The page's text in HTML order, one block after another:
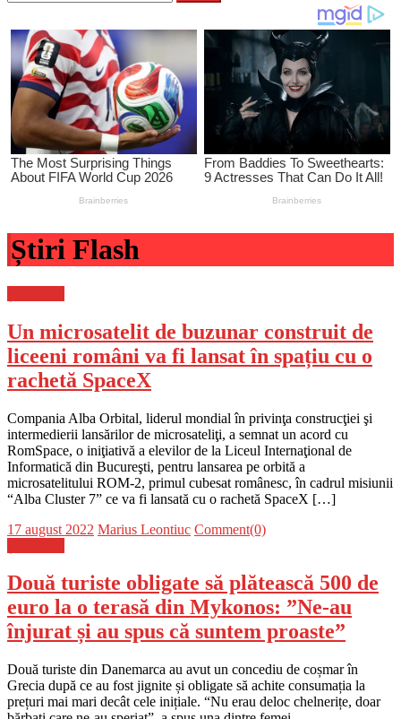
după:
Știri Flash
Un microsatelit de buzunar construit de
liceeni români va fi lansat în spațiu cu o
rachetă SpaceX
Compania Alba Orbital, liderul mondial în privinţa construcţiei şi
intermedierii lansărilor de microsateliţi, a semnat un acord cu
RomSpace, o iniţiativă a elevilor de la Liceul Internaţional de
Informatică din Bucureşti, pentru lansarea pe orbită a
microsatelitului ROM-2, primul cubesat românesc, în cadrul misiunii
“Alba Cluster 7” ce va fi lansată cu o rachetă SpaceX […]
Posted
17 august 2022 Author
Marius Leontiuc Comment(0)
Două turiste obligate să plătească 500 de
euro la o terasă din Mykonos: ”Ne-au
înjurat și au spus că suntem proaste”
Două turiste din Danemarca au avut un concediu de coșmar în
Grecia după ce au fost jignite și obligate să achite consumația la
prețuri mai mari decât cele inițiale. “Nu erau deloc chelnerițe, doar